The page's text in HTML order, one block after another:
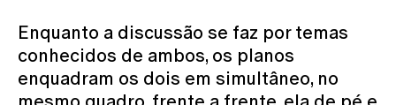
Enquanto a discussão se faz por temas
conhecidos de ambos, os planos
enquadram os dois em simultâneo, no